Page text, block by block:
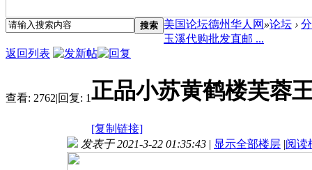
搜索 美国论坛德州华人网 »论坛 ›
玉溪代购批发直邮 ...
返回列表
查看: 2762|回复: 1正品小苏黄鹤楼芙蓉
[复制链接]
发表于 2021-3-22 01:35:43 | 显示全部楼层 |阅读